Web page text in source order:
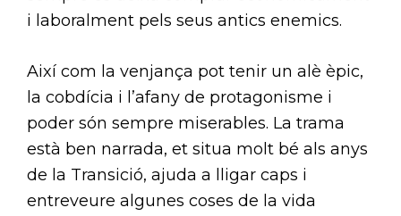
i laboralment pels seus antics enemics.
Així com la venjança pot tenir un alè èpic,
la cobdícia i l’afany de protagonisme i
poder són sempre miserables. La trama
està ben narrada, et situa molt bé als anys
de la Transició, ajuda a lligar caps i
entreveure algunes coses de la vida